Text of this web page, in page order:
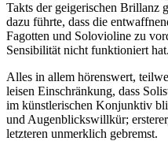
Takts der geigerischen Brillanz
dazu führte, dass die
Fagotten und Solovioline zu
Sensibilität nicht funktioniert hat.
Alles in allem hörenswert,
leisen Einschränkung, dass
im künstlerischen Konjunktiv
und Augenblickswillkür;
letzteren unmerklich gebremst.